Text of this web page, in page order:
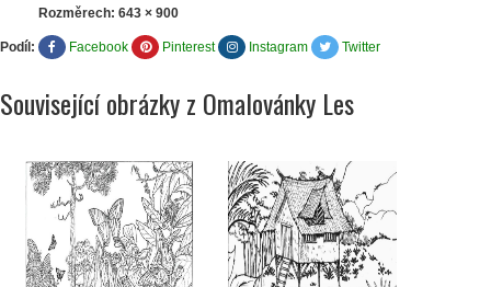
Rozměrech: 643 × 900
Podíl: Facebook Pinterest Instagram Twitter
Související obrázky z Omalovánky Les